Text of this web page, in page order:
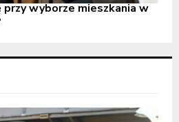
przy wyborze mieszkania w